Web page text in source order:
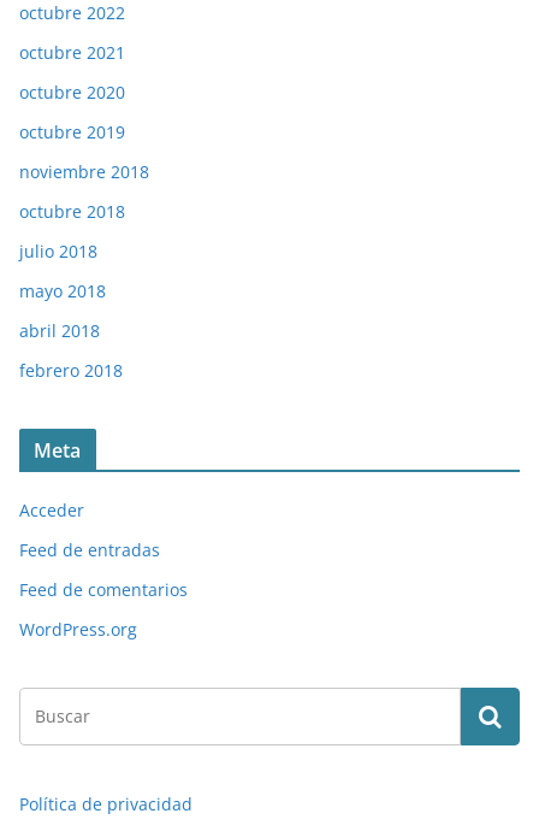
octubre 2022
octubre 2021
octubre 2020
octubre 2019
noviembre 2018
octubre 2018
julio 2018
mayo 2018
abril 2018
febrero 2018
Meta
Acceder
Feed de entradas
Feed de comentarios
WordPress.org
Política de privacidad